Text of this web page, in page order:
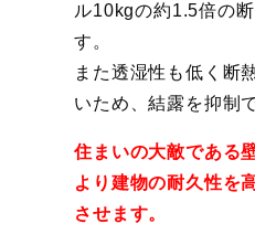
ル10kgの約1.5倍の
す。
また透湿性も低く断
いため、結露を抑制
住まいの大敵である
より建物の耐久性を
させます。